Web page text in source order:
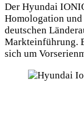
Der Hyundai
Homologation
deutschen
Markteinführung.
sich um